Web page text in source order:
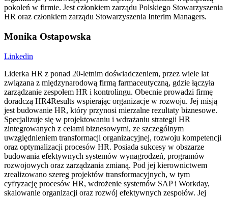
pokoleń w firmie. Jest członkiem zarządu Polskiego Stowarzyszenia
HR oraz członkiem zarządu Stowarzyszenia Interim Managers.
Monika Ostapowska
Linkedin
Liderka HR z ponad 20-letnim doświadczeniem, przez wiele lat
związana z międzynarodową firmą farmaceutyczną, gdzie łączyła
zarządzanie zespołem HR i kontrolingu. Obecnie prowadzi firmę
doradczą HR4Results wspierając organizacje w rozwoju. Jej misją
jest budowanie HR, który przynosi mierzalne rezultaty biznesowe.
Specjalizuje się w projektowaniu i wdrażaniu strategii HR
zintegrowanych z celami biznesowymi, ze szczególnym
uwzględnieniem transformacji organizacyjnej, rozwoju kompetencji
oraz optymalizacji procesów HR. Posiada sukcesy w obszarze
budowania efektywnych systemów wynagrodzeń, programów
rozwojowych oraz zarządzania zmianą. Pod jej kierownictwem
zrealizowano szereg projektów transformacyjnych, w tym
cyfryzację procesów HR, wdrożenie systemów SAP i Workday,
skalowanie organizacji oraz rozwój efektywnych zespołów. Jej